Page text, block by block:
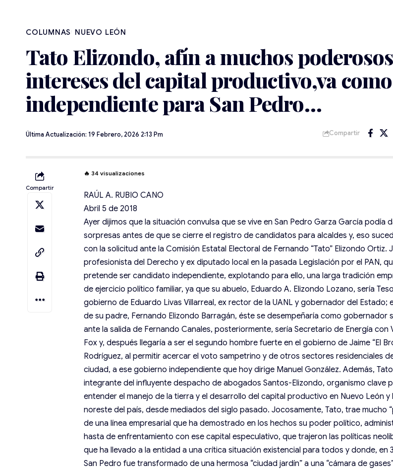
NUEVO LEÓN
Tato Elizondo, afín a muchos poderosos
intereses del capital productivo,va como
independiente para San Pedro…
Última Actualización: 19 Febrero, 2026 2:13 Pm Compartir
Compartir
🔥 34 visualizaciones
RAÚL A. RUBIO CANO
Abril 5 de 2018
Ayer dijimos que la situación convulsa que se vive en San Pedro Garza García podía
sorpresas antes de que se cierre el registro de candidatos para alcaldes y, eso
con la solicitud ante la Comisión Estatal Electoral de Fernando “Tato” Elizondo Ortiz.
profesionista del Derecho y ex diputado local en la pasada Legislación por el PAN,
pretende ser candidato independiente, explotando para ello, una larga tradición
de ejercicio político familiar, ya que su abuelo, Eduardo A. Elizondo Lozano, sería
gobierno de Eduardo Livas Villarreal, ex rector de la UANL y gobernador del Estado;
de su padre, Fernando Elizondo Barragán, éste se desempeñaría como gobernador
ante la salida de Fernando Canales, posteriormente, sería Secretario de Energía con
Fox y, después llegaría a ser el segundo hombre fuerte en el gobierno de Jaime “El
Rodríguez, al permitir acercar el voto sampetrino y de otros sectores residenciales
ciudad, a ese gobierno independiente que hoy dirige Manuel González. Además,
integrante del influyente despacho de abogados Santos-Elizondo, organismo clave
entender el manejo de la tierra y el desarrollo del capital productivo en Nuevo León y
noreste del país, desde mediados del siglo pasado. Jocosamente, Tato, trae mucho
de una línea empresarial que ha demostrado en los hechos su poder político,
hasta de enfrentamiento con ese capital especulativo, que trajeron las políticas
que ha llevado a la entidad a una crítica situación existencial para todos y donde, en
San Pedro fue transformado de una hermosa “ciudad jardín” a una “cámara de